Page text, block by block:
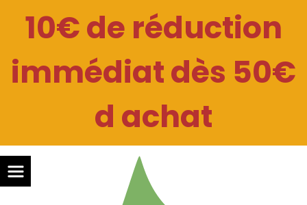
10€ de réduction
immédiat dès 50€
d achat